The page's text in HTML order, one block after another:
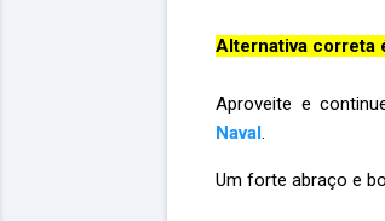
Alternativa correta
Aproveite e
Naval.
Um forte abraço e